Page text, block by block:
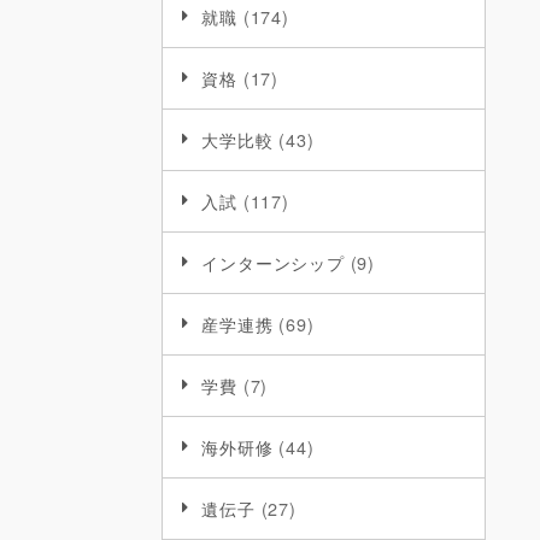
就職 (174)
資格 (17)
大学比較 (43)
入試 (117)
インターンシップ(9)
産学連携 (69)
学費 (7)
海外研修 (44)
遺伝子 (27)